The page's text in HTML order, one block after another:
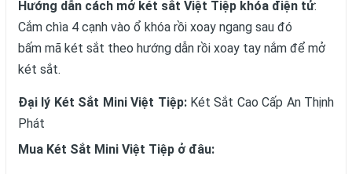
Hướng dẫn cách mở két sắt Việt Tiệp khóa điện tử:
Cắm chìa 4 cạnh vào ổ khóa rồi xoay ngang sau đó
bấm mã két sắt theo hướng dẫn rồi xoay tay nắm để mở
két sắt.
Đại lý Két Sắt Mini Việt Tiệp:Két Sắt Cao Cấp An Thịnh
Phát
Mua Két Sắt Mini Việt Tiệp ở đâu: